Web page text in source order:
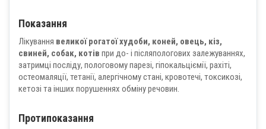
Показання
Лікування великої рогатої худоби, коней, овець, кіз,
свиней, собак, котів при до- і післяпологових залежуваннях,
затримці посліду, пологовому парезі, гіпокальціємії, рахіті,
остеомаляції, тетанії, алергічному стані, кровотечі, токсикозі,
кетозі та інших порушеннях обміну речовин.
Протипоказання